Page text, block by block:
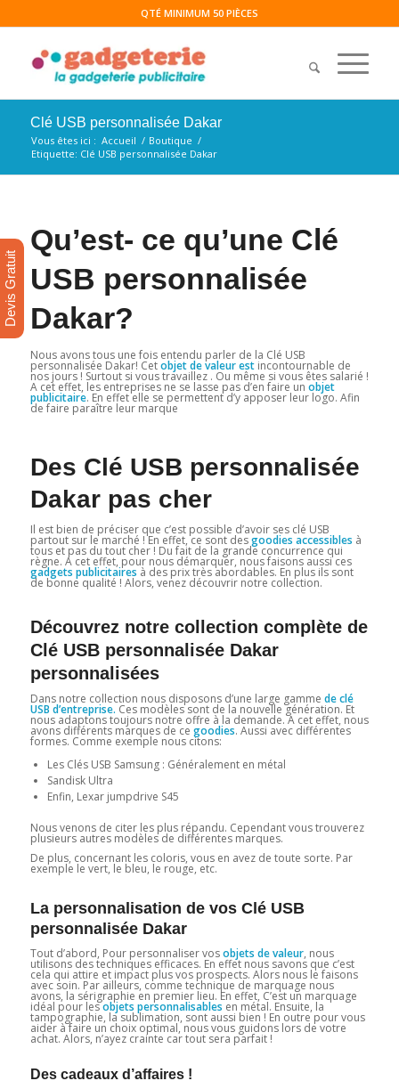
QTÉ MINIMUM 50 PIÈCES
Clé USB personnalisée Dakar
Vous êtes ici : Accueil / Boutique /
Etiquette: Clé USB personnalisée Dakar
Qu’est- ce qu’une Clé
USB personnalisée
Dakar?
Nous avons tous une fois entendu parler de la Clé USB
personnalisée Dakar! Cetobjet de valeur estincontournable de
nos jours ! Surtout si vous travaillez . Ou même si vous êtes salarié !
A cet effet, les entreprises ne se lasse pas d’en faire un objet
publicitaire. En effet elle se permettent d’y apposer leur logo. Afin
de faire paraître leur marque
Des Clé USB personnalisée
Dakar pas cher
Il est bien de préciser que c’est possible d’avoir ses clé USB
partout sur le marché ! En effet, ce sont desgoodies accessibles à
tous et pas du tout cher ! Du fait de la grande concurrence qui
règne. A cet effet, pour nous démarquer, nous faisons aussi ces
gadgets publicitaires à des prix très abordables. En plus ils sont
de bonne qualité ! Alors, venez découvrir notre collection.
Découvrez notre collection complète de
Clé USB personnalisée Dakar
personnalisées
Dans notre collection nous disposons d’une large gamme de clé
USB d’entreprise. Ces modèles sont de la nouvelle génération. Et
nous adaptons toujours notre offre à la demande. A cet effet, nous
avons différents marques de ce goodies. Aussi avec différentes
formes. Comme exemple nous citons:
Les Clés USB Samsung : Généralement en métal
Sandisk Ultra
Enfin, Lexar jumpdrive S45
Nous venons de citer les plus répandu. Cependant vous trouverez
plusieurs autres modèles de différentes marques.
De plus, concernant les coloris, vous en avez de toute sorte. Par
exemple le vert, le bleu, le rouge, etc.
La personnalisation de vos Clé USB
personnalisée Dakar
Tout d’abord, Pour personnaliser vosobjets de valeur, nous
utilisons des techniques efficaces. En effet nous savons que c’est
cela qui attire et impact plus vos prospects. Alors nous le faisons
avec soin. Par ailleurs, comme technique de marquage nous
avons, la sérigraphie en premier lieu. En effet, C’est un marquage
idéal pour lesobjets personnalisables en métal. Ensuite, la
tampographie, la sublimation, sont aussi bien ! En outre pour vous
aider à faire un choix optimal, nous vous guidons lors de votre
achat. Alors, n’ayez crainte car tout sera parfait !
Des cadeaux d’affaires !
Devis Gratuit